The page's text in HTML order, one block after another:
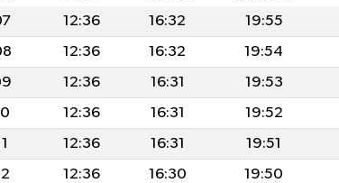
12:36 16:32 19:55
12:36 16:32 19:54
12:36 16:31 19:53
12:36 16:31 19:52
12:36 16:31 19:51
12:36 16:30 19:50